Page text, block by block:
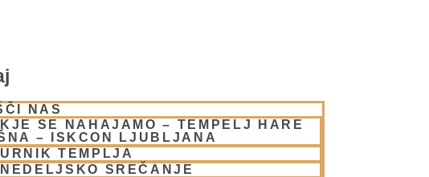
NAS
KJE SE NAHAJAMO – TEMPELJ HARE
– ISKCON LJUBLJANA
URNIK TEMPLJA
NEDELJSKO SREČANJE